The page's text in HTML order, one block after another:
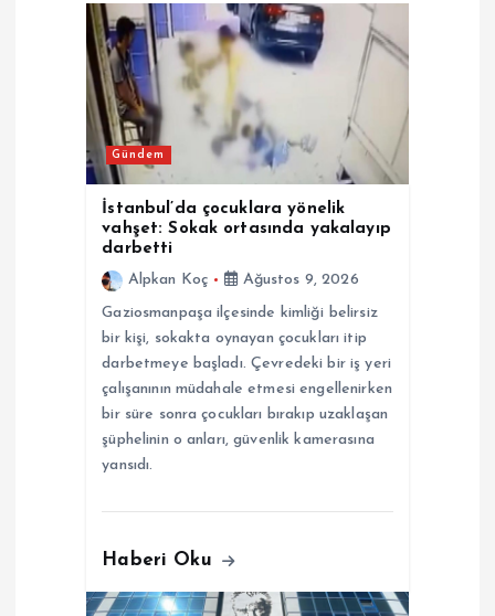
Gündem
İstanbul’da çocuklara yönelik
vahşet: Sokak ortasında yakalayıp
darbetti
Alpkan Koç
Ağustos 9, 2026
Gaziosmanpaşa ilçesinde kimliği belirsiz
bir kişi, sokakta oynayan çocukları itip
darbetmeye başladı. Çevredeki bir iş yeri
çalışanının müdahale etmesi engellenirken
bir süre sonra çocukları bırakıp uzaklaşan
şüphelinin o anları, güvenlik kamerasına
yansıdı.
Haberi Oku